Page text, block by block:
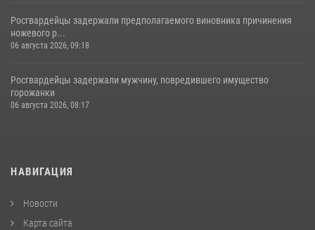
Росгвардейцы задержали предполагаемого виновника причинения
ножевого р...
06 августа 2026, 09:18
Росгвардейцы задержали мужчину, повредившего имущество
горожанки
06 августа 2026, 08:17
НАВИГАЦИЯ
Новости
Карта сайта